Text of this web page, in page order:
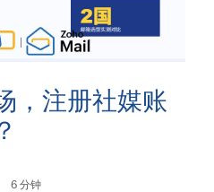
，注册社媒账
6 分钟